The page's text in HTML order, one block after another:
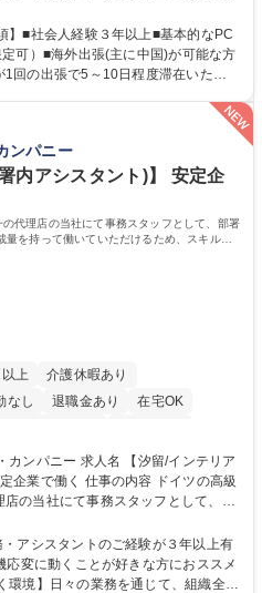
の生産管理・品質管理を担当。『か
有名ブランドやキャラ
画・開発・販売を行っています。企
わる全てのプロセスにおいて、生産
の品質確認や検査の手配、ライセンス
管理、国内倉庫での品質チェック、
/転勤無
】■社会人経験３年以上■基本的なPC
可）■海外出張(主に中国)が可能な方
回の出張で5～10日程度滞在いただ
』 ・工場やライセンス元を含む社内
が取れる方 ※折衝は営業担当がメイ
ンパニー
内アシスタント)】 安定企
代理店の当社にて事務スタッフとして、部署
を持って働いていただけるため、スキルア
上
介護休暇あり
なし 退職金あり
在宅OK
汐留/インテリア
内容 ドイツの高級
の当社にて事務スタッフとして、部
す。 裁量を持って働いていただける
会議資料、お客様宛請求書、支払書
ョールームアテンド・運営・予約業
アシスタントのご経験が３年以上有
変に動くことが好きな方におススメ